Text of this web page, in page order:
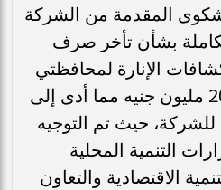
المقدمة من الشركة
بشأن تأخر صرف
الإنارة لمحافظتي
المنيا وأسيوط بقيمة 20 مليون جنيه مما أدى إلى
للشركة، حيث تم التوجيه
التنمية المحلية
الاقتصادية والتعاون